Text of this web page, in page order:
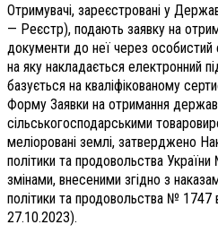
Отримувачі, зареєстровані у
— Реєстр), подають заявку на
документи до неї через особистий
на яку накладається електронний
базується на кваліфікованому
Форму Заявки на отримання
сільськогосподарськими
меліоровані землі, затверджено
політики та продовольства
змінами, внесеними згідно з
політики та продовольства №
27.10.2023).